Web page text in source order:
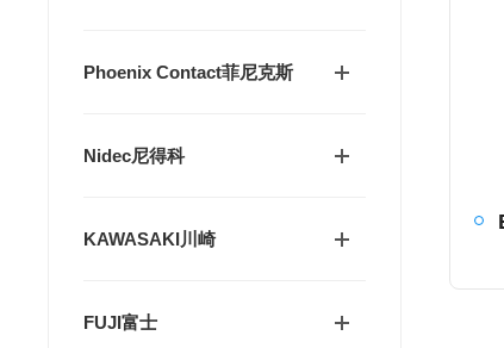
Phoenix Contact菲尼克斯
Nidec尼得科
KAWASAKI川崎
FUJI富士